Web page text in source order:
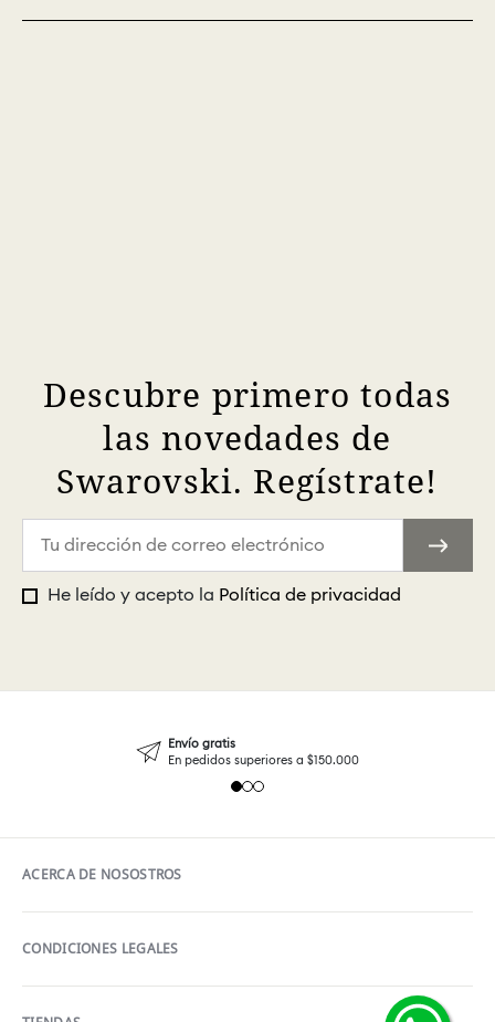
Descubre primero todas
las novedades de
Swarovski. Regístrate!
He leído y acepto la Política de privacidad
Envío gratis
En pedidos superiores a $150.000
ACERCA DE NOSOSTROS
CONDICIONES LEGALES